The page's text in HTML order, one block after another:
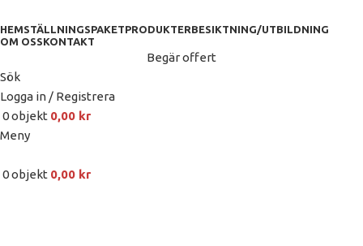
HEMSTÄLLNINGSPAKETPRODUKTERBESIKTNING/UTBILDNING
OM OSSKONTAKT
Begär offert
Sök
Logga in / Registrera
0objekt 0,00 kr
Meny
0objekt 0,00 kr